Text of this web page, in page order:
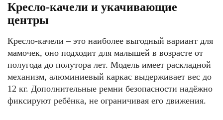
Кресло-качели и укачивающие
центры
Кресло-качели – это наиболее выгодный вариант для
мамочек, оно подходит для малышей в возрасте от
полугода до полутора лет. Модель имеет раскладной
механизм, алюминиевый каркас выдерживает вес до
12 кг. Дополнительные ремни безопасности надёжно
фиксируют ребёнка, не ограничивая его движения.